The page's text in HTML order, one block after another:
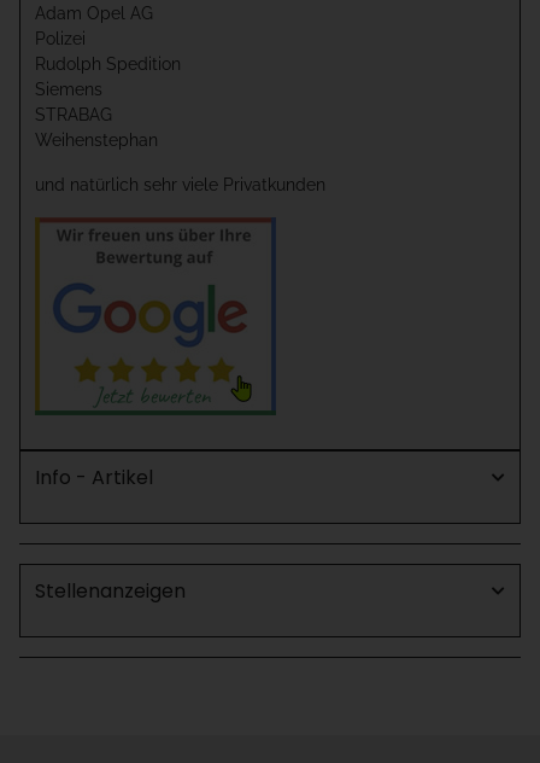
Adam Opel AG
Polizei
Rudolph Spedition
Siemens
STRABAG
Weihenstephan
und natürlich sehr viele Privatkunden
Info - Artikel
Stellenanzeigen